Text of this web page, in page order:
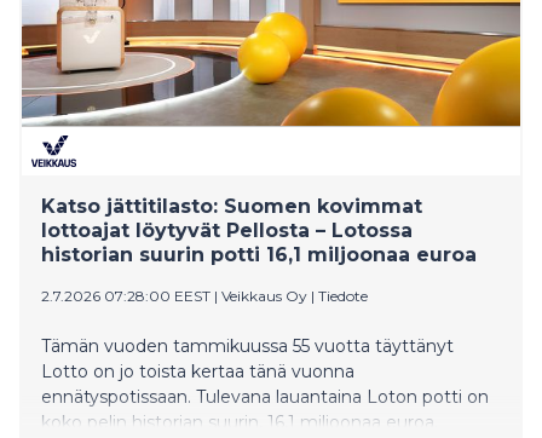
Katso jättitilasto: Suomen kovimmat
lottoajat löytyvät Pellosta – Lotossa
historian suurin potti 16,1 miljoonaa euroa
2.7.2026 07:28:00 EEST | Veikkaus Oy | Tiedote
Tämän vuoden tammikuussa 55 vuotta täyttänyt
Lotto on jo toista kertaa tänä vuonna
ennätyspotissaan. Tulevana lauantaina Loton potti on
koko pelin historian suurin, 16,1 miljoonaa euroa.